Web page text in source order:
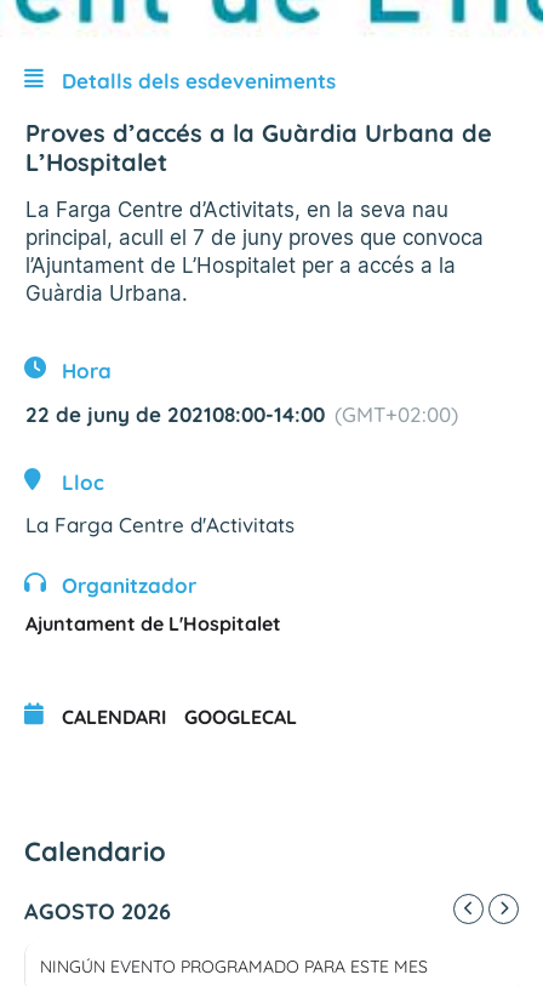
Detalls dels esdeveniments
Proves d’accés a la Guàrdia Urbana de
L’Hospitalet
La Farga Centre d’Activitats, en la seva nau
principal, acull el 7 de juny proves que convoca
l’Ajuntament de L’Hospitalet per a accés a la
Guàrdia Urbana.
Hora
22 de juny de 202108:00-14:00 (GMT+02:00)
Lloc
La Farga Centre d'Activitats
Organitzador
Ajuntament de L'Hospitalet
CALENDARI GOOGLECAL
Calendario
AGOSTO 2026
NINGÚN EVENTO PROGRAMADO PARA ESTE MES